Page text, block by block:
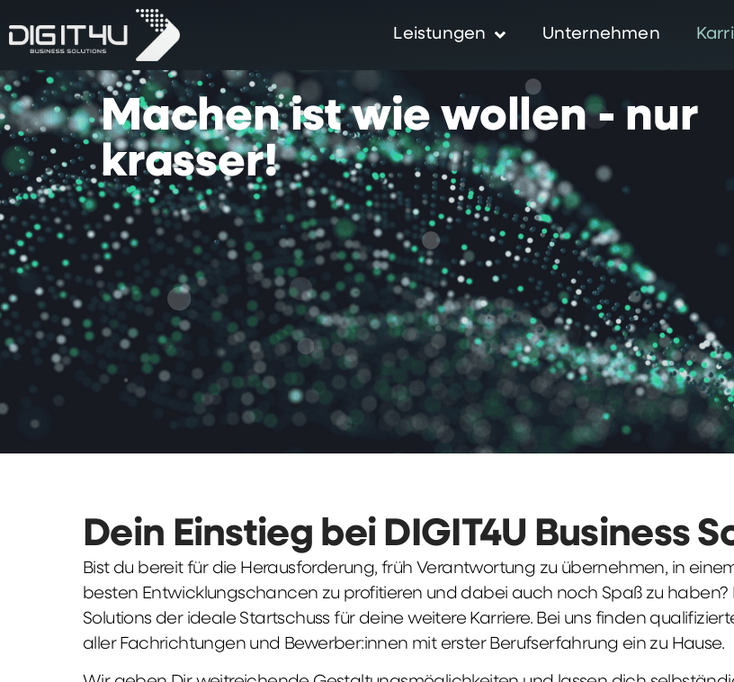
Leistungen Unternehmen
Machen ist wie wollen - nur
krasser!
Dein Einstieg bei DIGIT4U Business
Bist du bereit für die Herausforderung, früh Verantwortung zu übernehmen, in
besten Entwicklungschancen zu profitieren und dabei auch noch Spaß zu haben?
Solutions der ideale Startschuss für deine weitere Karriere. Bei uns finden
aller Fachrichtungen und Bewerber:innen mit erster Berufserfahrung ein zu Hause.